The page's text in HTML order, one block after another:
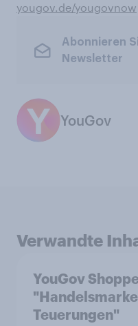
yougov.de/yougovnow
Abonnieren
Newsletter
YouGov
Verwandte
YouGov
Teuerungen"